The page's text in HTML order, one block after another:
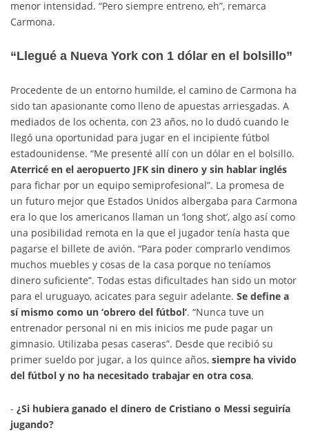
menor intensidad. “Pero siempre entreno, eh”, remarca
Carmona.
“Llegué a Nueva York con 1 dólar en el bolsillo”
Procedente de un entorno humilde, el camino de Carmona ha
sido tan apasionante como lleno de apuestas arriesgadas. A
mediados de los ochenta, con 23 años, no lo dudó cuando le
llegó una oportunidad para jugar en el incipiente fútbol
estadounidense. “Me presenté allí con un dólar en el bolsillo.
Aterricé en el aeropuerto JFK sin dinero y sin hablar inglés
para fichar por un equipo semiprofesional”. La promesa de
un futuro mejor que Estados Unidos albergaba para Carmona
era lo que los americanos llaman un ‘long shot’, algo así como
una posibilidad remota en la que el jugador tenía hasta que
pagarse el billete de avión. “Para poder comprarlo vendimos
muchos muebles y cosas de la casa porque no teníamos
dinero suficiente”. Todas estas dificultades han sido un motor
para el uruguayo, acicates para seguir adelante. Se define a
sí mismo como un ‘obrero del fútbol’. “Nunca tuve un
entrenador personal ni en mis inicios me pude pagar un
gimnasio. Utilizaba pesas caseras”. Desde que recibió su
primer sueldo por jugar, a los quince años, siempre ha vivido
del fútbol y no ha necesitado trabajar en otra cosa.
- ¿Si hubiera ganado el dinero de Cristiano o Messi seguiría
jugando?